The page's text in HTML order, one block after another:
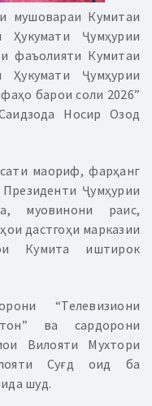
мушовараи Кумитаи
Ҷумҳурии
фаъолияти Кумитаи
Ҷумҳурии
барои соли 2026”
Носир Озод
маориф, фарҳанг
Ҷумҳурии
муовинони раис,
дастгоҳи марказии
Кумита иштирок
“Телевизиони
ва сардорони
Вилояти Мухтори
Суғд оид ба
шуд.